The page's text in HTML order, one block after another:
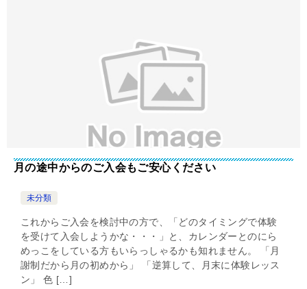
月の途中からのご入会もご安心ください
未分類
これからご入会を検討中の方で、「どのタイミングで体験
を受けて入会しようかな・・・」と、カレンダーとのにら
めっこをしている方もいらっしゃるかも知れません。 「月
謝制だから月の初めから」 「逆算して、月末に体験レッス
ン」 色 […]